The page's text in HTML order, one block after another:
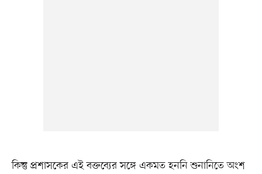
কিন্তু প্রশাসকের এই বক্তব্যের সঙ্গে একমত হননি শুনানিতে অংশ